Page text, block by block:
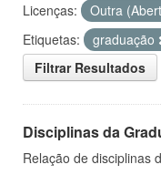
Licenças: Outra
Etiquetas:
graduação
Filtrar Resultados
Disciplinas da
Relação de disciplinas